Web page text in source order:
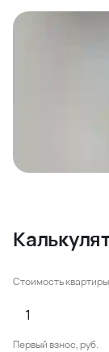
Стоимость
Первый взнос, руб.